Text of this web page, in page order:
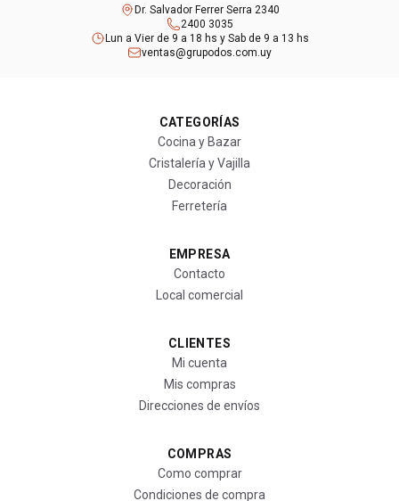
Dr. Salvador Ferrer Serra 2340
2400 3035
Lun a Vier de 9 a 18 hs y Sab de 9 a 13 hs
ventas@grupodos.com.uy
CATEGORÍAS
Cocina y Bazar
Cristalería y Vajilla
Decoración
Ferretería
EMPRESA
Contacto
Local comercial
CLIENTES
Mi cuenta
Mis compras
Direcciones de envíos
COMPRAS
Como comprar
Condiciones de compra